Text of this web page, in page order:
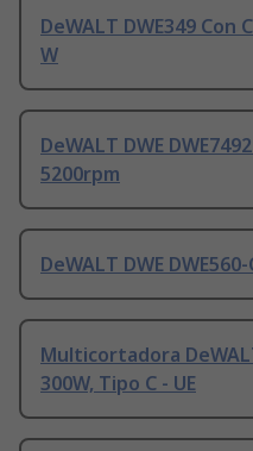
DeWALT DWE349 Con
W
DeWALT DWE
5200rpm
DeWALT DWE
Multicortadora
300W, Tipo C - UE